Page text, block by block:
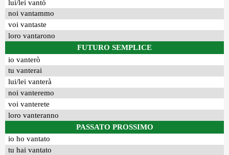
lui/lei vantò
noi vantammo
voi vantaste
loro vantarono
FUTURO SEMPLICE
io vanterò
tu vanterai
lui/lei vanterà
noi vanteremo
voi vanterete
loro vanteranno
PASSATO PROSSIMO
io ho vantato
tu hai vantato